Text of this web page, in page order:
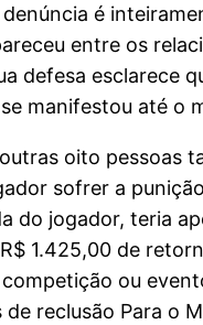
é
entre os
defesa esclarece
manifestou até o
oito pessoas
sofrer a
do jogador, teria
1.425,00 de
ou
reclusão Para o